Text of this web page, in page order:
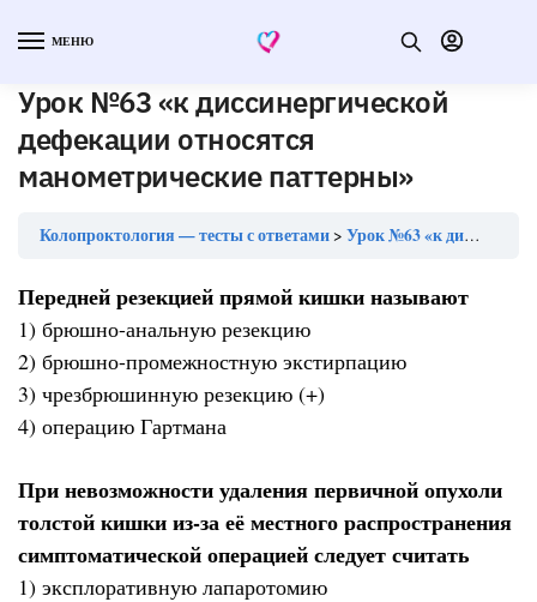
МЕНЮ
Урок №63 «к диссинергической
дефекации относятся
манометрические паттерны»
Колопроктология — тесты с ответами Урок №63 «к диссинергической дефекации относятся манометрические паттерны»
Передней резекцией прямой кишки называют
1) брюшно-анальную резекцию
2) брюшно-промежностную экстирпацию
3) чрезбрюшинную резекцию (+)
4) операцию Гартмана
При невозможности удаления первичной опухоли
толстой кишки из-за её местного распространения
симптоматической операцией следует считать
1) эксплоративную лапаротомию